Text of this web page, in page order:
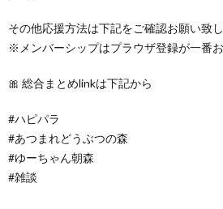
その他応援方法は下記をご確認お願い致し
※メンバーシップはプラウザ登録が一番お
🎀 総合まとめlinkは下記から
#ハピパラ
#あつまれどうぶつの森
#ゆーちゃん朝森
#雑談